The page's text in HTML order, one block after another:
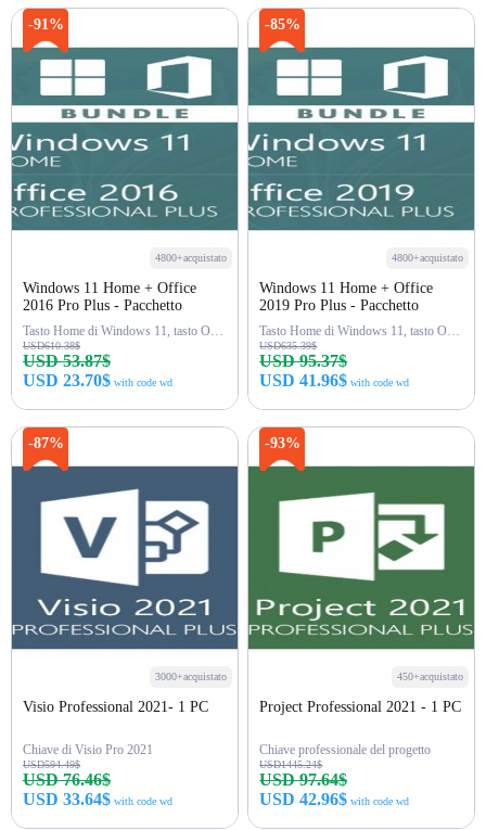
-91%
4800+acquistato
Windows 11 Home + Office
2016 Pro Plus - Pacchetto
Tasto Home di Windows 11, tasto Office 2016 Pro Plus
USD610.38$
USD 53.87$
USD 23.70$ with code wd
-85%
4800+acquistato
Windows 11 Home + Office
2019 Pro Plus - Pacchetto
Tasto Home di Windows 11, tasto Office 2019 Pro Plus
USD635.39$
USD 95.37$
USD 41.96$ with code wd
-87%
3000+acquistato
Visio Professional 2021- 1 PC
Chiave di Visio Pro 2021
USD594.49$
USD 76.46$
USD 33.64$ with code wd
-93%
450+acquistato
Project Professional 2021 - 1 PC
Chiave professionale del progetto
USD1445.24$
USD 97.64$
USD 42.96$ with code wd